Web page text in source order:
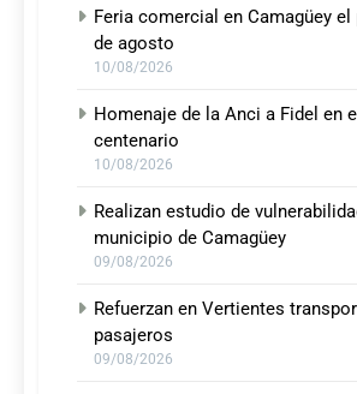
Feria comercial en Camagüey
de agosto
10/08/2026
Homenaje de la Anci a Fidel en
centenario
10/08/2026
Realizan estudio de
municipio de Camagüey
09/08/2026
Refuerzan en Vertientes
pasajeros
09/08/2026